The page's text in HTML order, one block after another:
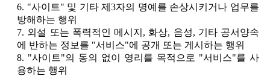
6. "사이트" 및 기타 제3자의 명예를 손상시키거나 업무를
방해하는 행위
7. 외설 또는 폭력적인 메시지, 화상, 음성, 기타 공서양속
에 반하는 정보를 "서비스"에 공개 또는 게시하는 행위
8. "사이트"의 동의 없이 영리를 목적으로 "서비스"를 사
용하는 행위